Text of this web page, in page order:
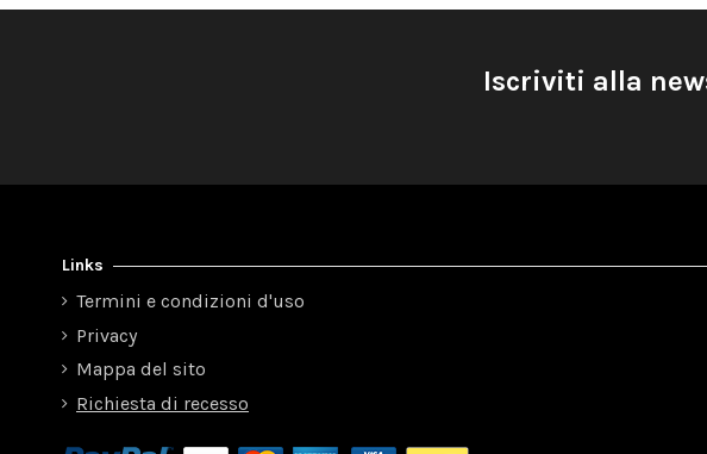
Iscriviti alla
Links
Termini e condizioni d'uso
Privacy
Mappa del sito
Richiesta di recesso